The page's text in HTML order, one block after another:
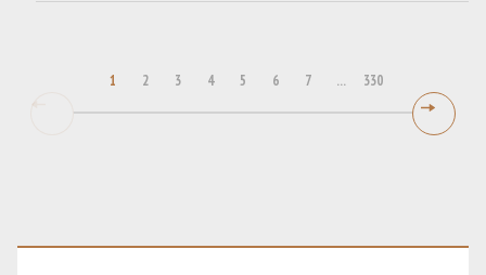
1 2 3 4 5 6 7 ... 330